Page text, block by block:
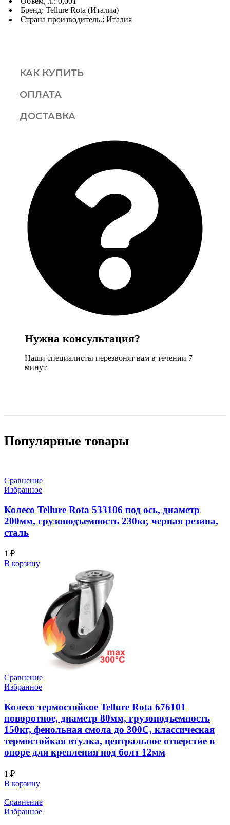
Бренд: Tellure Rota (Италия)
Страна производитель.: Италия
КАК КУПИТЬ
ОПЛАТА
ДОСТАВКА
Нужна консультация?
Наши специалисты перезвонят вам в течении 7
минут
Популярные товары
Сравнение
Избранное
Колесо Tellure Rota 533106 под ось, диаметр
200мм, грузоподъемность 230кг, черная резина,
сталь
1 ₽
В корзину
Сравнение
Избранное
Колесо термостойкое Tellure Rota 676101
поворотное, диаметр 80мм, грузоподъемность
150кг, фенольная смола до 300С, классическая
термостойкая втулка, центральное отверстие в
опоре для крепления под болт 12мм
1 ₽
В корзину
Сравнение
Избранное